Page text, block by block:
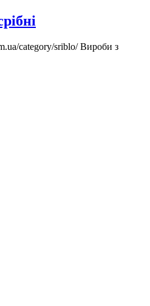
category/sriblo/Вироби з